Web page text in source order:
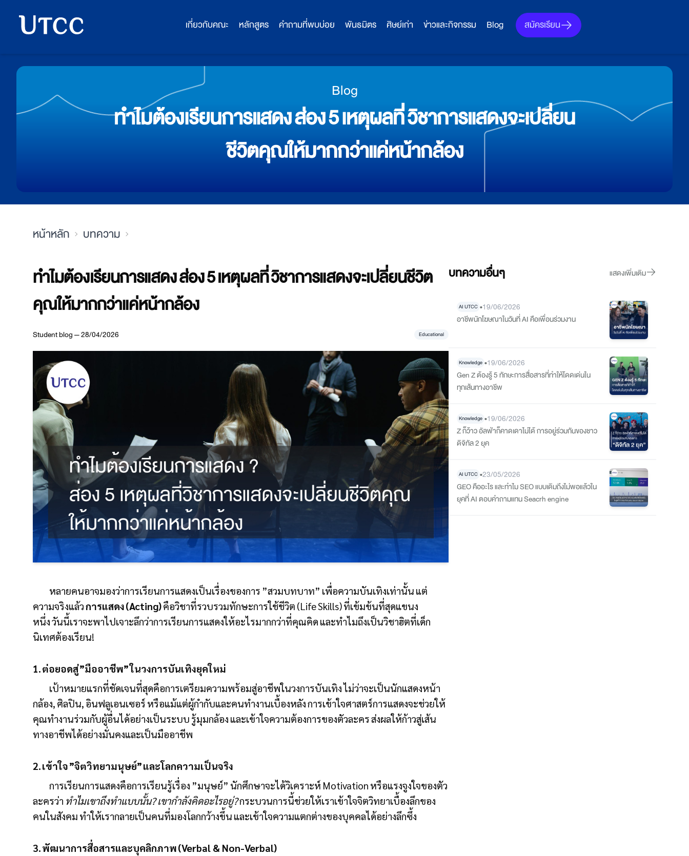
เกี่ยวกับคณะ หลักสูตร คำถามที่พบบ่อย พันธมิตร ศิษย์เก่า ข่าวและกิจกรรม Blog สมัครเรียน
Blog
ทำไมต้องเรียนการแสดง ส่อง 5 เหตุผลที่ วิชาการแสดงจะเปลี่ยน
ชีวิตคุณให้มากกว่าแค่หน้ากล้อง
หน้าหลัก บทความ
ทำไมต้องเรียนการแสดง ส่อง 5 เหตุผลที่ วิชาการแสดงจะเปลี่ยนชีวิต
คุณให้มากกว่าแค่หน้ากล้อง
Student blog — 28/04/2026 Educational
หลายคนอาจมองว่าการเรียนการแสดงเป็นเรื่องของการ ”สวมบทบาท” เพื่อความบันเทิงเท่านั้น แต่
ความจริงแล้วการแสดง (Acting)คือวิชาที่รวบรวมทักษะการใช้ชีวิต (Life Skills) ที่เข้มข้นที่สุดแขนง
หนึ่ง วันนี้เราจะพาไปเจาะลึกว่าการเรียนการแสดงให้อะไรมากกว่าที่คุณคิด และทำไมถึงเป็นวิชาฮิตที่เด็ก
นิเทศต้องเรียน!
1. ต่อยอดสู่ ”มืออาชีพ” ในวงการบันเทิงยุคใหม่
เป้าหมายแรกที่ชัดเจนที่สุดคือการเตรียมความพร้อมสู่อาชีพในวงการบันเทิง ไม่ว่าจะเป็นนักแสดงหน้า
กล้อง, ศิลปิน, อินฟลูเอนเซอร์ หรือแม้แต่ผู้กำกับและคนทำงานเบื้องหลัง การเข้าใจศาสตร์การแสดงจะช่วยให้
คุณทำงานร่วมกับผู้อื่นได้อย่างเป็นระบบ รู้มุมกล้อง และเข้าใจความต้องการของตัวละคร ส่งผลให้ก้าวสู่เส้น
ทางอาชีพได้อย่างมั่นคงและเป็นมืออาชีพ
2. เข้าใจ ”จิตวิทยามนุษย์” และโลกความเป็นจริง
การเรียนการแสดงคือการเรียนรู้เรื่อง ”มนุษย์” นักศึกษาจะได้วิเคราะห์ Motivation หรือแรงจูงใจของตัว
ละครว่า ทำไมเขาถึงทำแบบนั้น? เขากำลังคิดอะไรอยู่?กระบวนการนี้ช่วยให้เราเข้าใจจิตวิทยาเบื้องลึกของ
คนในสังคม ทำให้เรากลายเป็นคนที่มองโลกกว้างขึ้น และเข้าใจความแตกต่างของบุคคลได้อย่างลึกซึ้ง
3. พัฒนาการสื่อสารและบุคลิกภาพ (Verbal & Non-Verbal)
บทความอื่นๆ แสดงเพิ่มเติม
AI UTCC •19/06/2026
อาชีพนักโฆษณาในวันที่ AI คือเพื่อนร่วมงาน
Knowledge •19/06/2026
Gen Z ต้องรู้ 5 ทักษะการสื่อสารที่ทำให้โดดเด่นใน
ทุกเส้นทางอาชีพ
Knowledge •19/06/2026
Z ก็ว้าว อัลฟ่าก็คาดเดาไม่ได้ การอยู่ร่วมกันของชาว
ดิจิทัล 2 ยุค
AI UTCC •23/05/2026
GEO คืออะไร และทำไม SEO แบบเดิมถึงไม่พอแล้วใน
ยุคที่ AI ตอบคำถามแทน Seacrh engine